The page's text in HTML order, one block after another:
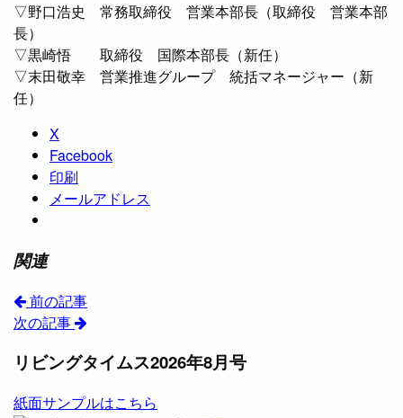
▽野口浩史 常務取締役 営業本部長（取締役 営業本部
長）
▽黒崎悟 取締役 国際本部長（新任）
▽末田敬幸 営業推進グループ 統括マネージャー（新
任）
X
Facebook
印刷
メールアドレス
関連
前の記事
次の記事
リビングタイムス2026年8月号
紙面サンプルはこちら